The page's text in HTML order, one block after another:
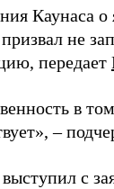
Каунаса
не
передает
в
–
с